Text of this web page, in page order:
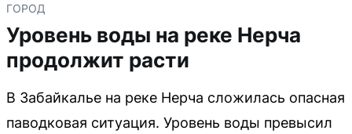
ГОРОД
Уровень воды на реке Нерча
продолжит расти
В Забайкалье на реке Нерча сложилась опасная
паводковая ситуация. Уровень воды превысил